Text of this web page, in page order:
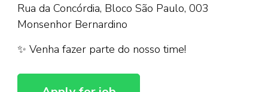
Rua da Concórdia, Bloco São Paulo, 003
Monsenhor Bernardino
✨ Venha fazer parte do nosso time!